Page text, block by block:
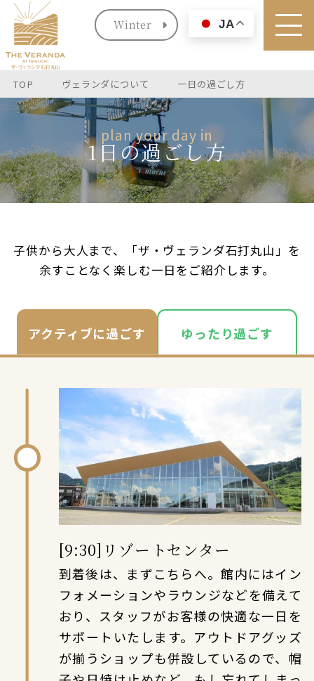
Winter JA
TOP ヴェランダについて 一日の過ごし方
plan your day in
1日の過ごし方
子供から大人まで、「ザ・ヴェランダ石打丸山」を
余すことなく楽しむ一日をご紹介します。
アクティブに過ごす ゆったり過ごす
[9:30]リゾートセンター
到着後は、まずこちらへ。館内にはイン
フォメーションやラウンジなどを備えて
おり、スタッフがお客様の快適な一日を
サポートいたします。アウトドアグッズ
が揃うショップも併設しているので、帽